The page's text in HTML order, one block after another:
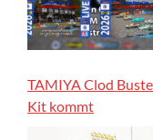
TAMIYA Clod
Kit kommt